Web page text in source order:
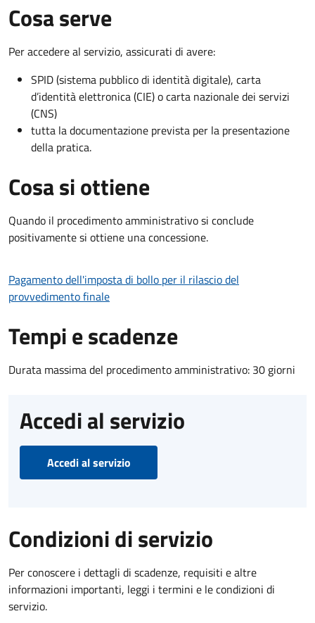
Cosa serve
Per accedere al servizio, assicurati di avere:
SPID (sistema pubblico di identità digitale), carta
d’identità elettronica (CIE) o carta nazionale dei servizi
(CNS)
tutta la documentazione prevista per la presentazione
della pratica.
Cosa si ottiene
Quando il procedimento amministrativo si conclude
positivamente si ottiene una concessione.
Pagamento dell'imposta di bollo per il rilascio del
provvedimento finale
Tempi e scadenze
Durata massima del procedimento amministrativo: 30 giorni
Accedi al servizio
Accedi al servizio
Condizioni di servizio
Per conoscere i dettagli di scadenze, requisiti e altre
informazioni importanti, leggi i termini e le condizioni di
servizio.